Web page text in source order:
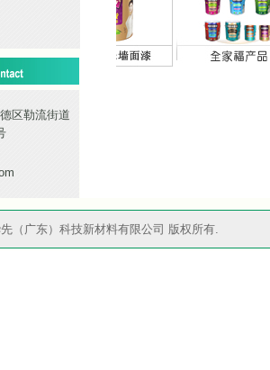
区勒流街道
（广东）科技新材料有限公司 版权所有.